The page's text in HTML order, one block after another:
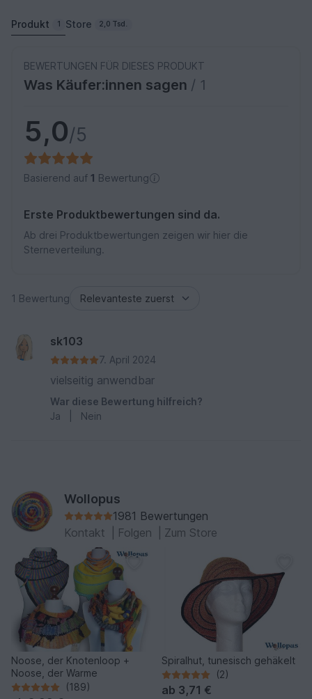
Produkt 1 Store 2,0 Tsd.
BEWERTUNGEN FÜR DIESES PRODUKT
Was Käufer:innen sagen / 1
5,0/5
Basierend auf 1 Bewertung
Erste Produktbewertungen sind da.
Ab drei Produktbewertungen zeigen wir hier die
Sterneverteilung.
1 Bewertung
sk103
7. April 2024
vielseitig anwendbar
War diese Bewertung hilfreich?
Ja
Nein
Wollopus
1981 Bewertungen
Kontakt
Folgen Zum Store
Noose, der Knotenloop +
Noose, der Warme
(189)
Spiralhut, tunesisch gehäkelt
(2)
ab 3,71 €